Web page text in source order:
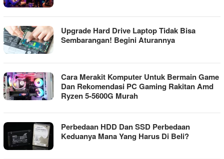
Upgrade Hard Drive Laptop Tidak Bisa
Sembarangan! Begini Aturannya
Cara Merakit Komputer Untuk Bermain Game
Dan Rekomendasi PC Gaming Rakitan Amd
Ryzen 5-5600G Murah
Perbedaan HDD Dan SSD Perbedaan
Keduanya Mana Yang Harus Di Beli?